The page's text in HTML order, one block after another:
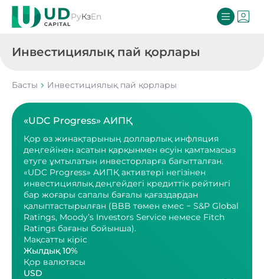
РуКзEn
Инвестициялық пай қорлары
Басты Инвестициялық пай қорлары
«UDC Progress» АИПҚ
Қор өз жинақтарының долларлық инфляция
деңгейінен асатын қарқынмен өсуін қамтамасыз
етуге ұмтылатын инвесторларға бағытталған.
«UDC Progress» АИПҚ активтері негізінен
инвестициялық деңгейдегі кредиттік рейтингі
бар жоғары сапалы бағалы қағаздардан
қалыптастырылған (BBB төмен емес − S&P Global
Ratings, Moody’s Investors Service немесе Fitch
Ratings бағаны бойынша).
Мақсатты кіріс
Жылдық 10%
Қор валютасы
USD